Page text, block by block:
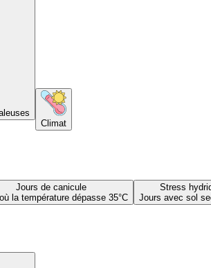
Climat
Jours de canicule
la température dépasse 35°C
Stress
Jours avec sol